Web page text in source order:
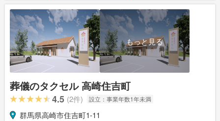
もっと見る
葬儀のタクセル 高崎住吉町
4.5 (2件) 設立： 事業年数1年未満
群馬県高崎市住吉町1-11